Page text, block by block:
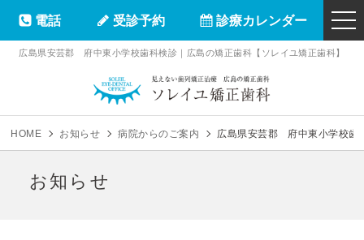
広島県安芸郡 府中東小学校歯科検診｜広島の矯正歯科【ソレイユ矯正歯科】
ソレイユ矯正
電話 受診予約 診療カレンダー
HOME お知らせ 病院からのご案内 広島県安芸郡 府中東小学校歯
お知らせ